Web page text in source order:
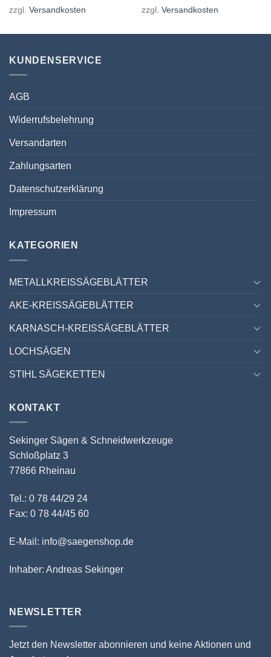
zzgl. Versandkosten
zzgl. Versandkosten
KUNDENSERVICE
AGB
Widerrufsbelehrung
Versandarten
Zahlungsarten
Datenschutzerklärung
Impressum
KATEGORIEN
METALLKREISSÄGEBLÄTTER
AKE-KREISSÄGEBLÄTTER
KARNASCH-KREISSÄGEBLÄTTER
LOCHSÄGEN
STIHL SÄGEKETTEN
KONTAKT
Sekinger Sägen & Schneidwerkzeuge
Schloßplatz 3
77866 Rheinau
Tel.: 0 78 44/29 24
Fax: 0 78 44/45 60
E-Mail: info@saegenshop.de
Inhaber: Andreas Sekinger
NEWSLETTER
Jetzt den Newsletter abonnieren und keine Aktionen und